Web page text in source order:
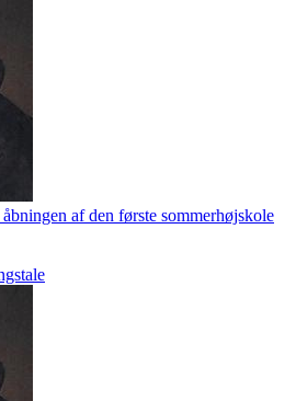
af den første sommerhøjskole